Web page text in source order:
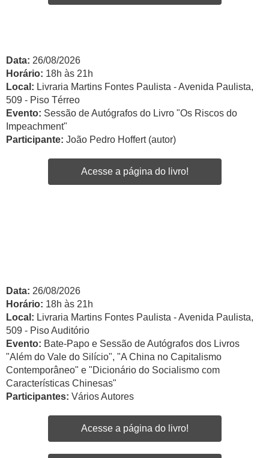
Data: 26/08/2026
Horário: 18h às 21h
Local: Livraria Martins Fontes Paulista - Avenida Paulista,
509 - Piso Térreo
Evento: Sessão de Autógrafos do Livro "Os Riscos do
Impeachment"
Participante: João Pedro Hoffert (autor)
Acesse a página do livro!
Data: 26/08/2026
Horário: 18h às 21h
Local: Livraria Martins Fontes Paulista - Avenida Paulista,
509 - Piso Auditório
Evento: Bate-Papo e Sessão de Autógrafos dos Livros
"Além do Vale do Silício", "A China no Capitalismo
Contemporâneo" e "Dicionário do Socialismo com
Características Chinesas"
Participantes: Vários Autores
Acesse a página do livro!